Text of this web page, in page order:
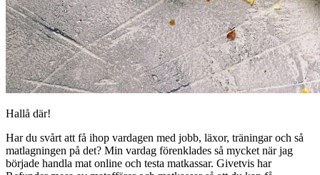
Hallå där!
Har du svårt att få ihop vardagen med jobb, läxor, träningar och så
matlagningen på det? Min vardag förenklades så mycket när jag
började handla mat online och testa matkassar. Givetvis har